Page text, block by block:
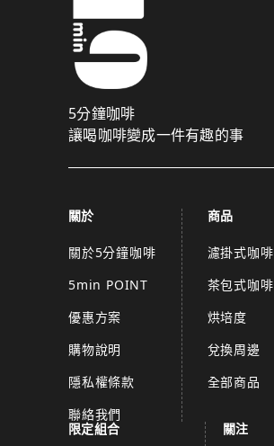
5分鐘咖啡
讓喝咖啡變成一件有趣的事
關於
關於5分鐘咖啡
5min POINT
優惠方案
購物說明
隱私權條款
聯絡我們
商品
濾掛式咖啡
茶包式咖啡
烘培度
兌換周邊
全部商品
限定組合 關注